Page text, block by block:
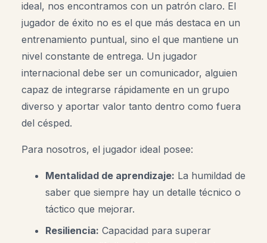
ideal, nos encontramos con un patrón claro. El
jugador de éxito no es el que más destaca en un
entrenamiento puntual, sino el que mantiene un
nivel constante de entrega. Un jugador
internacional debe ser un comunicador, alguien
capaz de integrarse rápidamente en un grupo
diverso y aportar valor tanto dentro como fuera
del césped.
Para nosotros, el jugador ideal posee:
Mentalidad de aprendizaje: La humildad de
saber que siempre hay un detalle técnico o
táctico que mejorar.
Resiliencia: Capacidad para superar